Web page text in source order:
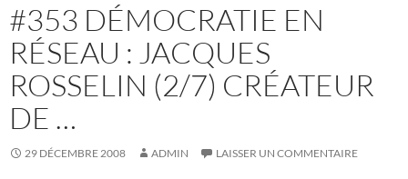
#353 DÉMOCRATIE EN
RÉSEAU : JACQUES
ROSSELIN (2/7) CRÉATEUR
DE …
29 DÉCEMBRE 2008 ADMIN LAISSER UN COMMENTAIRE